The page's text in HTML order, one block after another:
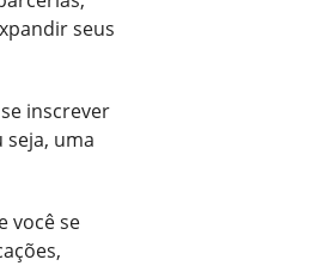
seus
inscrever
uma
você se